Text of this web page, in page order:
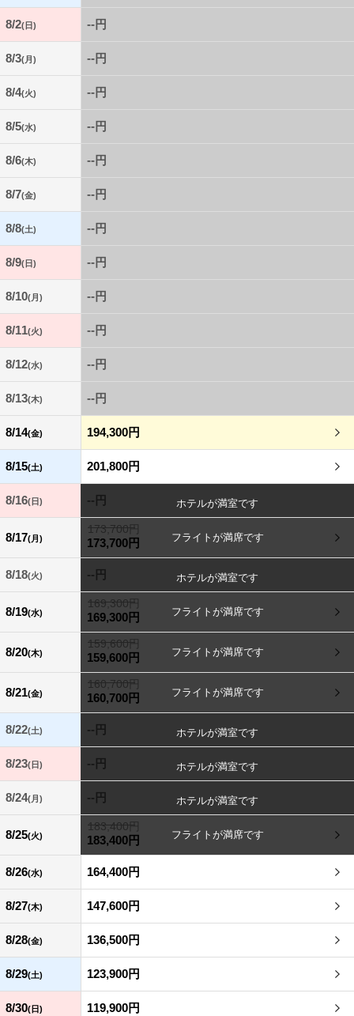
8/2(日) --円
8/3(月) --円
8/4(火) --円
8/5(水) --円
8/6(木) --円
8/7(金) --円
8/8(土) --円
8/9(日) --円
8/10(月) --円
8/11(火) --円
8/12(水) --円
8/13(木) --円
8/14(金) 194,300円
8/15(土) 201,800円
8/16(日) --円
8/17(月)
173,700円
173,700円
8/18(火) --円
8/19(水)
169,300円
169,300円
8/20(木)
159,600円
159,600円
8/21(金)
160,700円
160,700円
8/22(土) --円
8/23(日) --円
8/24(月) --円
8/25(火)
183,400円
183,400円
8/26(水) 164,400円
8/27(木) 147,600円
8/28(金) 136,500円
8/29(土) 123,900円
8/30(日) 119,900円